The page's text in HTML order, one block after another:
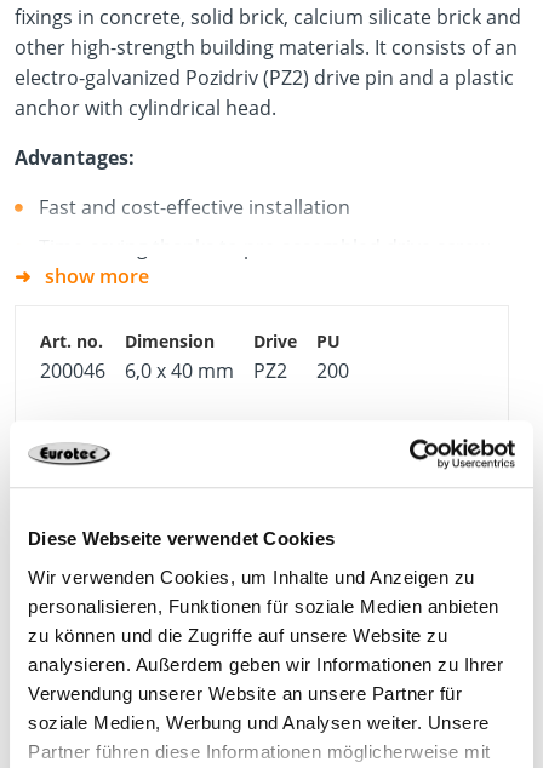
Diese Webseite verwendet Cookies
Wir verwenden Cookies, um Inhalte und Anzeigen zu
personalisieren, Funktionen für soziale Medien anbieten
zu können und die Zugriffe auf unsere Website zu
analysieren. Außerdem geben wir Informationen zu Ihrer
Verwendung unserer Website an unsere Partner für
soziale Medien, Werbung und Analysen weiter. Unsere
Partner führen diese Informationen möglicherweise mit
fixings in concrete, solid brick, calcium silicate brick and
other high-strength building materials. It consists of an
electro-galvanized Pozidriv (PZ2) drive pin and a plastic
anchor with cylindrical head.
Advantages:
Fast and cost-effective installation
Particularly suitable for applications with timber and
Removable due to Pozidriv drive
show more
200046 6,0 x 40 mm PZ2 200
4064827995969
200047 6,0 x 60 mm PZ2 200
4064827995976